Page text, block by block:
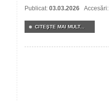
Publicat: 03.03.2026
CITEŞTE MAI MULT...